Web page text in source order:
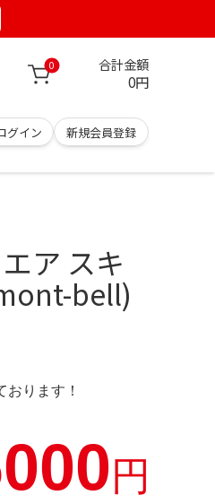
0 合計金額
0円
グイン 新規会員登録
ア スキ
bell)
ります！
円